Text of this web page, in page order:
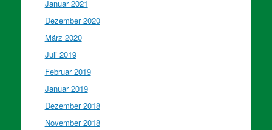
Januar 2021
Dezember 2020
März 2020
Juli 2019
Februar 2019
Januar 2019
Dezember 2018
November 2018